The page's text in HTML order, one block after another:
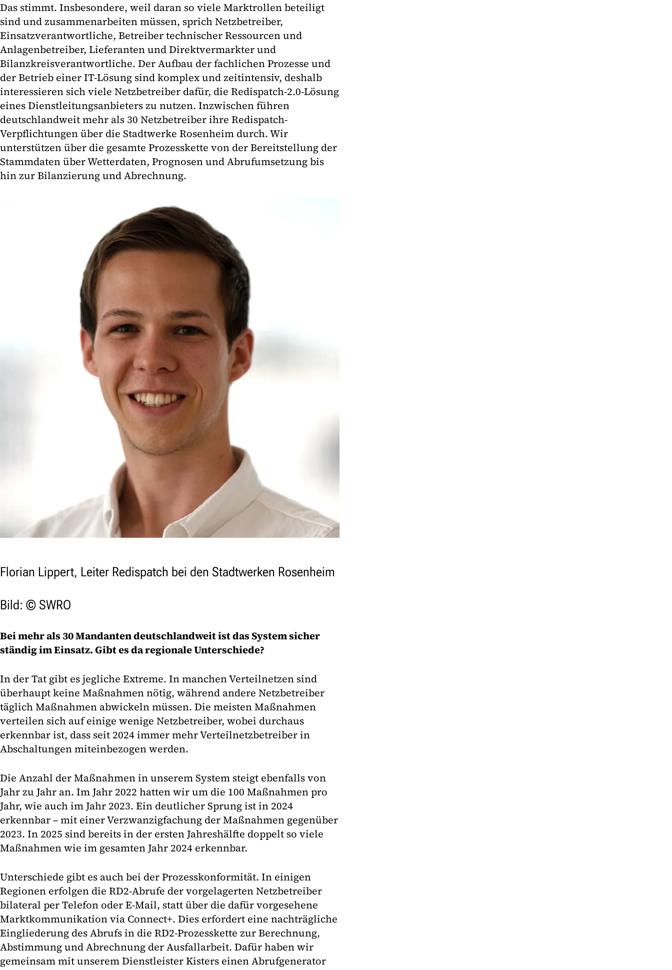
Das stimmt. Insbesondere, weil daran so viele Marktrollen beteiligt
sind und zusammenarbeiten müssen, sprich Netzbetreiber,
Einsatzverantwortliche, Betreiber technischer Ressourcen und
Anlagenbetreiber, Lieferanten und Direktvermarkter und
Bilanzkreisverantwortliche. Der Aufbau der fachlichen Prozesse und
der Betrieb einer IT-Lösung sind komplex und zeitintensiv, deshalb
interessieren sich viele Netzbetreiber dafür, die Redispatch-2.0-Lösung
eines Dienstleitungsanbieters zu nutzen. Inzwischen führen
deutschlandweit mehr als 30 Netzbetreiber ihre Redispatch-
Verpflichtungen über die Stadtwerke Rosenheim durch. Wir
unterstützen über die gesamte Prozesskette von der Bereitstellung der
Stammdaten über Wetterdaten, Prognosen und Abrufumsetzung bis
hin zur Bilanzierung und Abrechnung.
Florian Lippert, Leiter Redispatch bei den Stadtwerken Rosenheim
Bild: © SWRO
Bei mehr als 30 Mandanten deutschlandweit ist das System sicher
ständig im Einsatz. Gibt es da regionale Unterschiede?
In der Tat gibt es jegliche Extreme. In manchen Verteilnetzen sind
überhaupt keine Maßnahmen nötig, während andere Netzbetreiber
täglich Maßnahmen abwickeln müssen. Die meisten Maßnahmen
verteilen sich auf einige wenige Netzbetreiber, wobei durchaus
erkennbar ist, dass seit 2024 immer mehr Verteilnetzbetreiber in
Abschaltungen miteinbezogen werden.
Die Anzahl der Maßnahmen in unserem System steigt ebenfalls von
Jahr zu Jahr an. Im Jahr 2022 hatten wir um die 100 Maßnahmen pro
Jahr, wie auch im Jahr 2023. Ein deutlicher Sprung ist in 2024
erkennbar – mit einer Verzwanzigfachung der Maßnahmen gegenüber
2023. In 2025 sind bereits in der ersten Jahreshälfte doppelt so viele
Maßnahmen wie im gesamten Jahr 2024 erkennbar.
Unterschiede gibt es auch bei der Prozesskonformität. In einigen
Regionen erfolgen die RD2-Abrufe der vorgelagerten Netzbetreiber
bilateral per Telefon oder E-Mail, statt über die dafür vorgesehene
Marktkommunikation via Connect+. Dies erfordert eine nachträgliche
Eingliederung des Abrufs in die RD2-Prozesskette zur Berechnung,
Abstimmung und Abrechnung der Ausfallarbeit. Dafür haben wir
gemeinsam mit unserem Dienstleister Kisters einen Abrufgenerator